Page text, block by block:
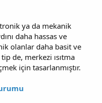
ya da mekanik
daha hassas ve
olanlar daha basit ve
de, merkezi ısıtma
için tasarlanmıştır.